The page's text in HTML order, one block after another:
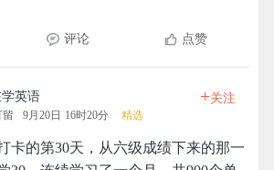
评论 点赞
英语
留 9月20日 16时20分 精选
+关注
卡的第30天，从六级成绩下来的那一